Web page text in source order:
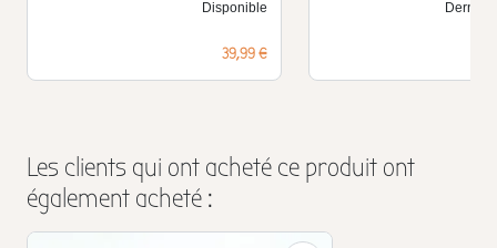
Disponible
Prix
39,99 €
Les clients qui ont acheté ce produit ont
également acheté :